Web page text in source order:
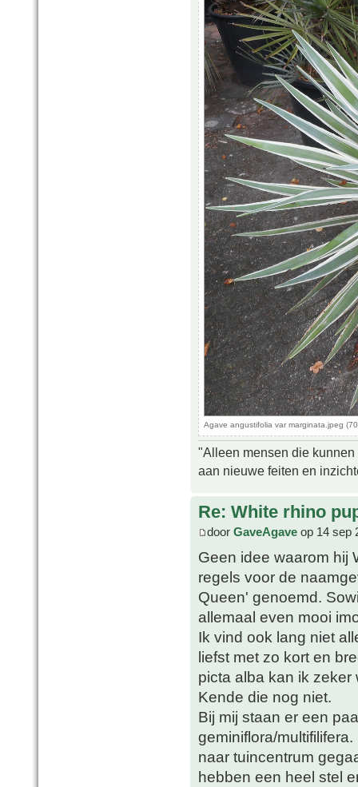
Agave angustifolia var marginata.jpeg
"Alleen mensen die
aan nieuwe feiten en
Re: White rhino
door GaveAgave op 14 sep
Geen idee waarom hij
regels voor de
Queen' genoemd.
allemaal even mooi
Ik vind ook lang niet
liefst met zo kort en
picta alba kan ik
Kende die nog niet.
Bij mij staan er een
geminiflora/
naar tuincentrum
hebben een heel stel